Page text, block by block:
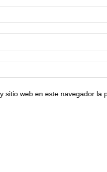
web en este navegador la